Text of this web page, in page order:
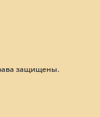
защищены.